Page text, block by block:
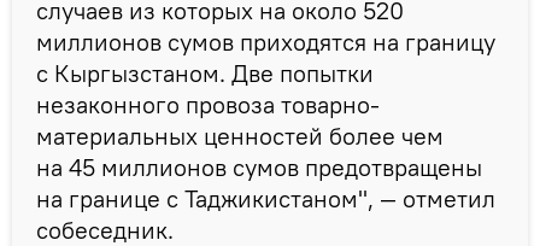
случаев из которых на около 520
миллионов сумов приходятся на границу
с Кыргызстаном. Две попытки
незаконного провоза товарно-
материальных ценностей более чем
на 45 миллионов сумов предотвращены
на границе с Таджикистаном", — отметил
собеседник.